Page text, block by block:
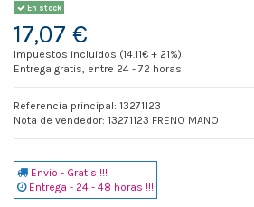
En stock
17,07 €
Impuestos incluidos (14.11€ + 21%)
Entrega gratis, entre 24 - 72 horas
Referencia principal: 13271123
Nota de vendedor: 13271123 FRENO MANO
Envio - Gratis !!!
Entrega - 24 - 48 horas !!!